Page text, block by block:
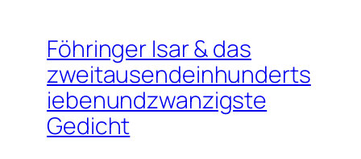
Föhringer Isar & das
zweitausendeinhunderts
iebenundzwanzigste
Gedicht